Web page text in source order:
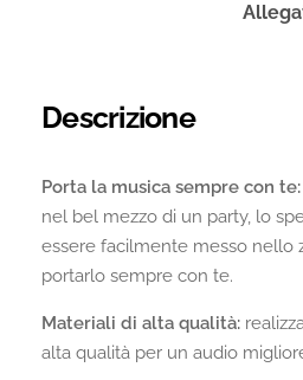
Descrizione
Porta la musica sempre con te:
nel bel mezzo di un party, lo
essere facilmente messo nello
portarlo sempre con te.
Materiali di alta qualità:
alta qualità per un audio